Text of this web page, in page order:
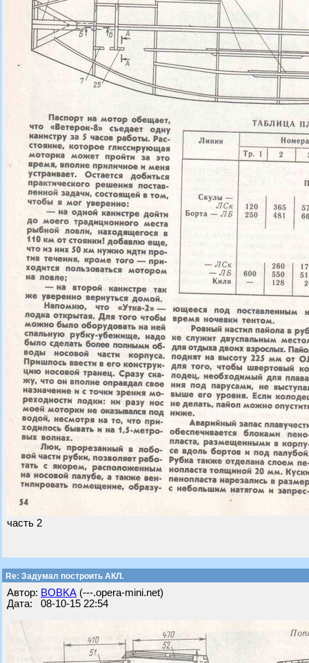
часть 2
Re: Задумал построить АКЛ.
Автор: BOBKA (---.opera-mini.net)
Дата: 08-10-15 22:54